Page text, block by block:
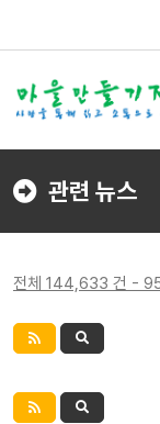
관련 뉴스
전체 144,633 건 -